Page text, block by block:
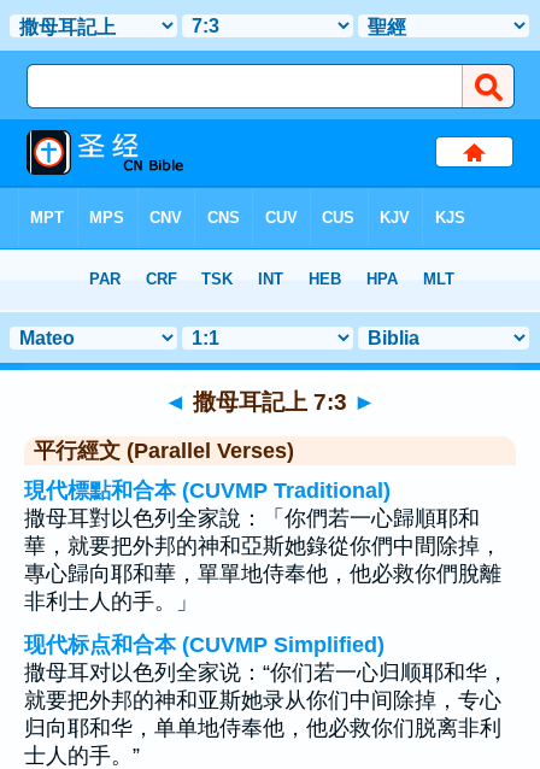
章 7 > 聖經金句 3
◄ 撒母耳記上 7:3 ►
平行經文 (Parallel Verses)
現代標點和合本 (CUVMP Traditional)
撒母耳對以色列全家說：「你們若一心歸順耶和
華，就要把外邦的神和亞斯她錄從你們中間除掉，
專心歸向耶和華，單單地侍奉他，他必救你們脫離
非利士人的手。」
现代标点和合本 (CUVMP Simplified)
撒母耳对以色列全家说：“你们若一心归顺耶和华，
就要把外邦的神和亚斯她录从你们中间除掉，专心
归向耶和华，单单地侍奉他，他必救你们脱离非利
士人的手。”